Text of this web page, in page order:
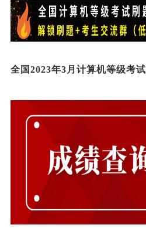
全国2023年3月 计算机等级考试